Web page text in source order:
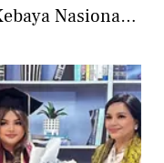
Nasional